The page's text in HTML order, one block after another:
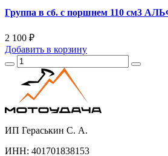
Группа в сб. с поршнем 110 см3
2 100 ₽
Добавить в корзину
ИП Гераськин С. А.
ИНН: 401701838153